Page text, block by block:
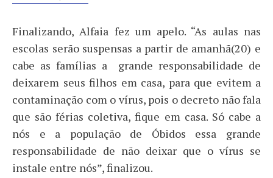
Finalizando, Alfaia fez um apelo. “As aulas nas
escolas serão suspensas a partir de amanhã(20) e
cabe as famílias a grande responsabilidade de
deixarem seus filhos em casa, para que evitem a
contaminação com o vírus, pois o decreto não fala
que são férias coletiva, fique em casa. Só cabe a
nós e a população de Óbidos essa grande
responsabilidade de não deixar que o vírus se
instale entre nós”, finalizou.